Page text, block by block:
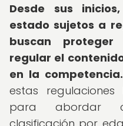
Desde sus
estado sujetos a
buscan proteger
regular el
en la competencia.
estas
para abordar